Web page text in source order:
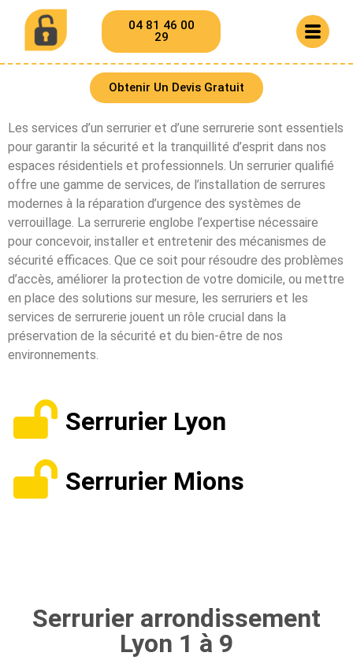
04 81 46 00
29
Obtenir Un Devis Gratuit
Les services d’un serrurier et d’une serrurerie sont essentiels
pour garantir la sécurité et la tranquillité d’esprit dans nos
espaces résidentiels et professionnels. Un serrurier qualifié
offre une gamme de services, de l’installation de serrures
modernes à la réparation d’urgence des systèmes de
verrouillage. La serrurerie englobe l’expertise nécessaire
pour concevoir, installer et entretenir des mécanismes de
sécurité efficaces. Que ce soit pour résoudre des problèmes
d’accès, améliorer la protection de votre domicile, ou mettre
en place des solutions sur mesure, les serruriers et les
services de serrurerie jouent un rôle crucial dans la
préservation de la sécurité et du bien-être de nos
environnements.
Serrurier Lyon
Serrurier Mions
Serrurier arrondissement
Lyon 1 à 9